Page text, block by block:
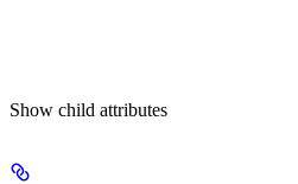
Show child attributes